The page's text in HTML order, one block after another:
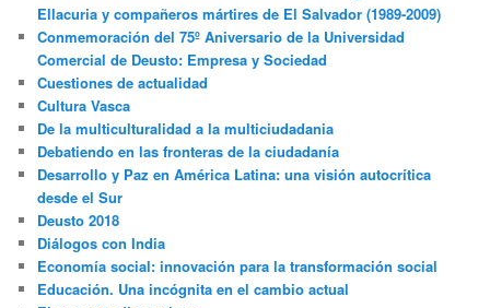
Ellacuria y compañeros mártires de El Salvador (1989-2009)
Conmemoración del 75º Aniversario de la Universidad
Comercial de Deusto: Empresa y Sociedad
Cuestiones de actualidad
Cultura Vasca
De la multiculturalidad a la multiciudadania
Debatiendo en las fronteras de la ciudadanía
Desarrollo y Paz en América Latina: una visión autocrítica
desde el Sur
Deusto 2018
Diálogos con India
Economía social: innovación para la transformación social
Educación. Una incógnita en el cambio actual